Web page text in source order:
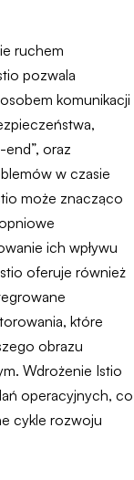
ruchem
pozwala
komunikacji
oraz
w czasie
może znacząco
ich wpływu
oferuje również
które
obrazu
Wdrożenie Istio
operacyjnych, co
cykle rozwoju